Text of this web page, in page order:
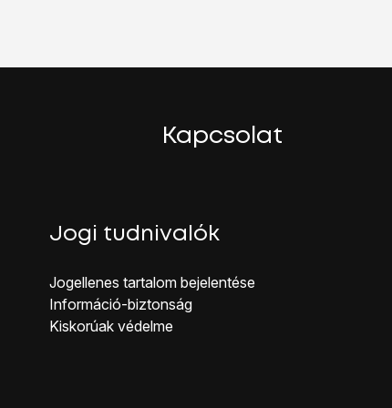
Kapcsolat
Jogi tudnivalók
Jogellenes ta rtalom bejelentése
Inf ormáció-biztonság
Kiskorúak véd elme